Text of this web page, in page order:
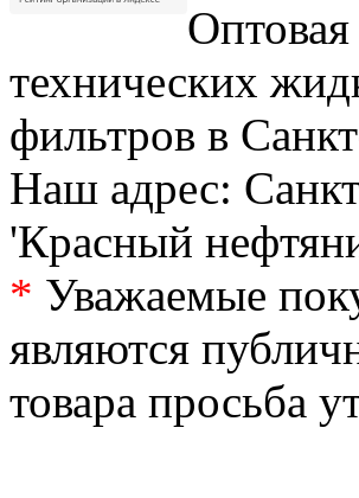
технических
фильтров в
Наш адрес:
'Красный
* Уважаемые
являются
товара просьба